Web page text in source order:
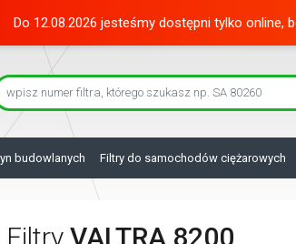
Do 12.08.2026 jesteśmy dostępni tylko online,
budowlanych Filtry do samochodów ciężarowych
Filtry VALTRA 8200